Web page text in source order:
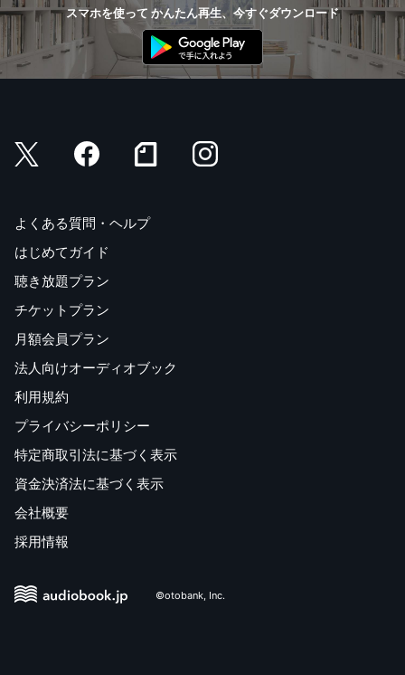
スマホを使って かんたん再生、今すぐダウンロード
よくある質問・ヘルプ
はじめてガイド
聴き放題プラン
チケットプラン
月額会員プラン
法人向けオーディオブック
利用規約
プライバシーポリシー
特定商取引法に基づく表示
資金決済法に基づく表示
会社概要
採用情報
©otobank, Inc.